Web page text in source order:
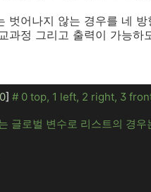
벗어나지 않는 경우를 네
과정 그리고 출력이 가능하
0] # 0 top, 1 left, 2 right, 3
글로벌 변수로 리스트의 경